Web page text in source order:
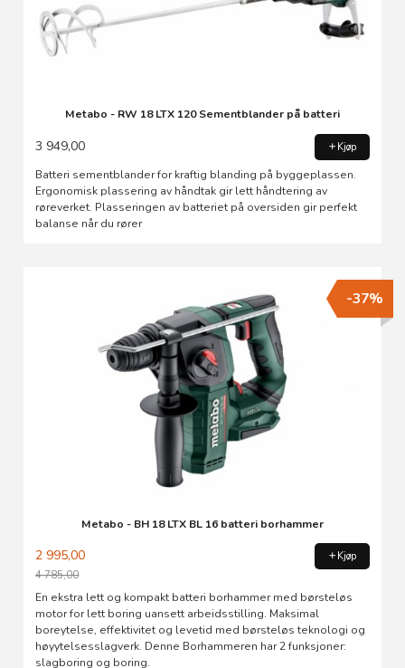
Metabo - RW 18 LTX 120 Sementblander på batteri
3 949,00 Kjøp
Batteri sementblander for kraftig blanding på byggeplassen.
Ergonomisk plassering av håndtak gir lett håndtering av
røreverket. Plasseringen av batteriet på oversiden gir perfekt
balanse når du rører
Metabo - BH 18 LTX BL 16 batteri borhammer
2 995,00
4 785,00
Rabatt
-37%
Kjøp
En ekstra lett og kompakt batteri borhammer med børsteløs
motor for lett boring uansett arbeidsstilling. Maksimal
boreytelse, effektivitet og levetid med børsteløs teknologi og
høyytelsesslagverk. Denne Borhammeren har 2 funksjoner:
slagboring og boring.